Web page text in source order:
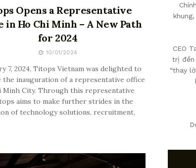
Opens a Representative
in Ho Chi Minh – A New Path
for 2024
10/01/2024
7, 2024, Titops Vietnam was delighted to
the inauguration of a representative office
Minh City. Through this representative
aims to make further strides in the
of technology solutions, recruitment,
CEO
trị đến
“thay